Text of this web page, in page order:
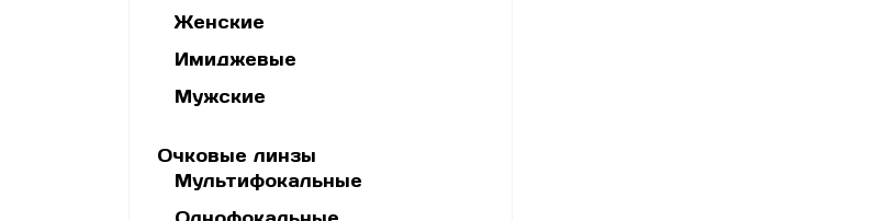
Женские
Имиджевые
Мужские
Очковые линзы
Мультифокальные